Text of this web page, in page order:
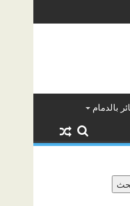
بالدمام